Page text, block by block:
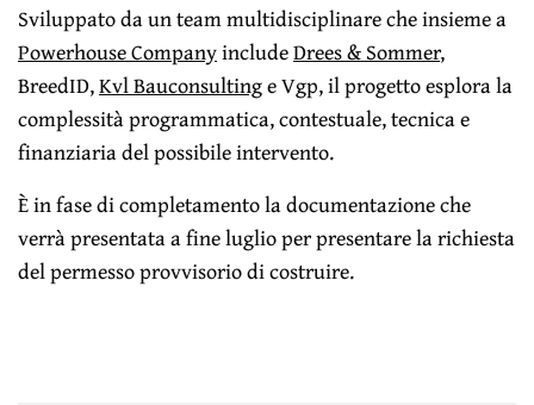
Sviluppato da un team multidisciplinare che insieme a
Powerhouse CompanyincludeDrees & Sommer,
BreedID,Kvl Bauconsultinge Vgp, il progetto esplora la
complessità programmatica, contestuale, tecnica e
finanziaria del possibile intervento.
È in fase di completamento la documentazione che
verrà presentata a fine luglio per presentare la richiesta
del permesso provvisorio di costruire.